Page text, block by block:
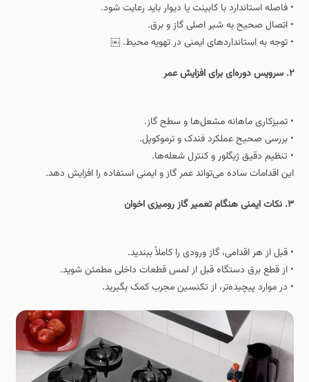
• فاصله استاندارد با کابینت یا دیوار باید رعایت شود.
• اتصال صحیح به شیر اصلی گاز و برق.
• توجه به استانداردهای ایمنی در تهویه محیط. ￼
۲. سرویس دوره‌ای برای افزایش عمر
• تمیزکاری ماهانه مشعل‌ها و سطح گاز.
• بررسی صحیح عملکرد فندک و ترموکوپل.
• تنظیم دقیق ژیگلور و کنترل شعله‌ها.
این اقدامات ساده می‌تواند عمر گاز و ایمنی استفاده را افزایش دهد.
۳. نکات ایمنی هنگام تعمیر گاز رومیزی اخوان
• قبل از هر اقدامی، گاز ورودی را کاملاً ببندید.
• از قطع برق دستگاه قبل از لمس قطعات داخلی مطمئن شوید.
• در موارد پیچیده‌تر، از تکنسین مجرب کمک بگیرید.